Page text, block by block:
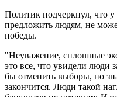
Политик подчеркнул, что у
предложить людям, не
победы.
"Неуважение, сплошные
это все, что увидели люди
бы отменить выборы, но
закончится. Люди такой